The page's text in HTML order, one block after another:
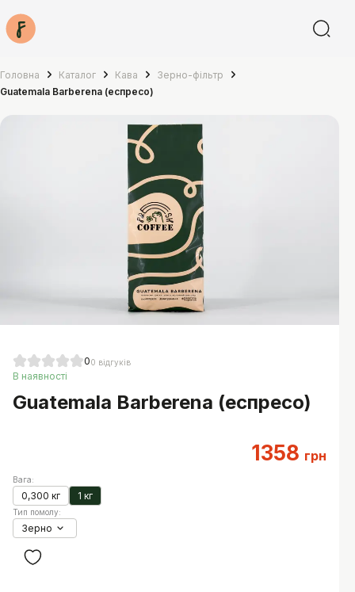
Головна Каталог Кава
Зерно-фільтр
Guatemala Barberena (еспресо)
00 відгуків
В наявності
Guatemala Barberena (еспресо)
1358 грн
Вага:
0,300 кг 1 кг
Тип помолу:
Зерно